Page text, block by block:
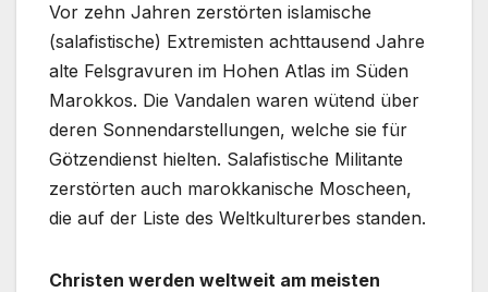
Vor zehn Jahren zerstörten islamische
(salafistische) Extremisten achttausend Jahre
alte Felsgravuren im Hohen Atlas im Süden
Marokkos. Die Vandalen waren wütend über
deren Sonnendarstellungen, welche sie für
Götzendienst hielten. Salafistische Militante
zerstörten auch marokkanische Moscheen,
die auf der Liste des Weltkulturerbes standen.
Christen werden weltweit am meisten